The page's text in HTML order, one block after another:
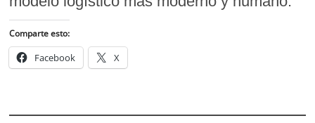
Comparte esto:
Facebook X